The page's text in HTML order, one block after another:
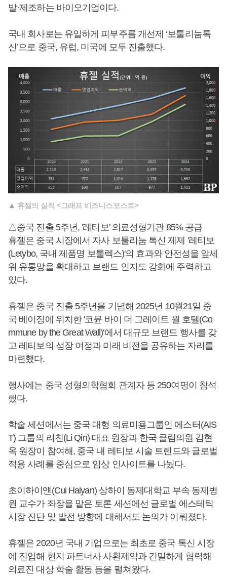
발·제조하는 바이오기업이다.
국내 회사로는 유일하게 피부주름 개선제 ‘보툴리눔톡
신’으로 중국, 유럽, 미국에 모두 진출했다.
▲ 휴젤의 실적 <그래프 비즈니스포스트>
△중국 진출 5주년, '레티보' 의료성형기관 85% 공급
휴젤은 중국 시장에서 자사 보툴리눔 톡신 제제 '레티보
(Letybo, 국내 제품명 보툴렉스)'의 효과와 안전성을 앞세
워 유통망을 확대하고 브랜드 인지도 강화에 주력하고
있다.
휴젤은 중국 진출 5주년을 기념해 2025년 10월21일 중
국 베이징에 위치한 '코뮨 바이 더 그레이트 월 호텔(Co
mmune by the Great Wall)'에서 대규모 브랜드 행사를 갖
고 레티보의 성장 여정과 미래 비전을 공유하는 자리를
마련했다.
행사에는 중국 성형의학협회 관계자 등 250여명이 참석
했다.
학술 세션에서는 중국 대형 의료미용그룹인 에스터(AIS
T) 그룹의 리친(Li Qin) 대표 원장과 한국 클림의원 김현
옥 원장이 참여해, 중국 내 레티보 시술 트렌드와 글로벌
적용 사례를 중심으로 임상 인사이트를 나눴다.
초이하이얜(Cui Haiyan) 상하이 동제대학교 부속 동제병
원 교수가 좌장을 맡은 토론 세션에선 글로벌 에스테틱
시장 진단 및 발전 방향에 대해서도 논의가 이뤄졌다.
휴젤은 2020년 국내 기업으로는 최초로 중국 톡신 시장
에 진입해 현지 파트너사 사환제약과 긴밀하게 협력해
의료진 대상 학술 활동 등을 펼쳐왔다.